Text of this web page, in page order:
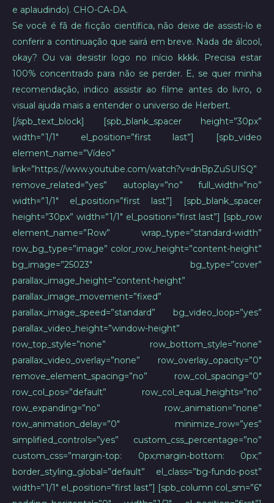
e aplaudindo). CHO-CA-DA.
Se você é fã de ficção científica, não deixe de assisti-lo e
conferir a continuação que sairá em breve. Nada de álcool,
okay? Ou vai desistir logo no início kkkk. Precisa estar
100% concentrado para não se perder. E, se quer minha
recomendação, indico assistir ao filme antes do livro, o
visual ajuda mais a entender o universo de Herbert.
[/spb_text_block] [spb_blank_spacer height=”30px”
width=”1/1″ el_position=”first last”] [spb_video
element_name=”Vídeo”
link=”https://www.youtube.com/watch?v=dnBpZuSUISQ”
remove_related=”yes” autoplay=”no” full_width=”no”
width=”1/1″ el_position=”first last”] [spb_blank_spacer
height=”30px” width=”1/1″ el_position=”first last”] [spb_row
element_name=”Row” wrap_type=”standard-width”
row_bg_type=”image” color_row_height=”content-height”
bg_image=”25023″ bg_type=”cover”
parallax_image_height=”content-height”
parallax_image_movement=”fixed”
parallax_image_speed=”standard” bg_video_loop=”yes”
parallax_video_height=”window-height”
row_top_style=”none” row_bottom_style=”none”
parallax_video_overlay=”none” row_overlay_opacity=”0″
remove_element_spacing=”no” row_col_spacing=”0″
row_col_pos=”default” row_col_equal_heights=”no”
row_expanding=”no” row_animation=”none”
row_animation_delay=”0″ minimize_row=”yes”
simplified_controls=”yes” custom_css_percentage=”no”
custom_css=”margin-top: 0px;margin-bottom: 0px;”
border_styling_global=”default” el_class=”bg-fundo-post”
width=”1/1″ el_position=”first last”] [spb_column col_sm=”6″